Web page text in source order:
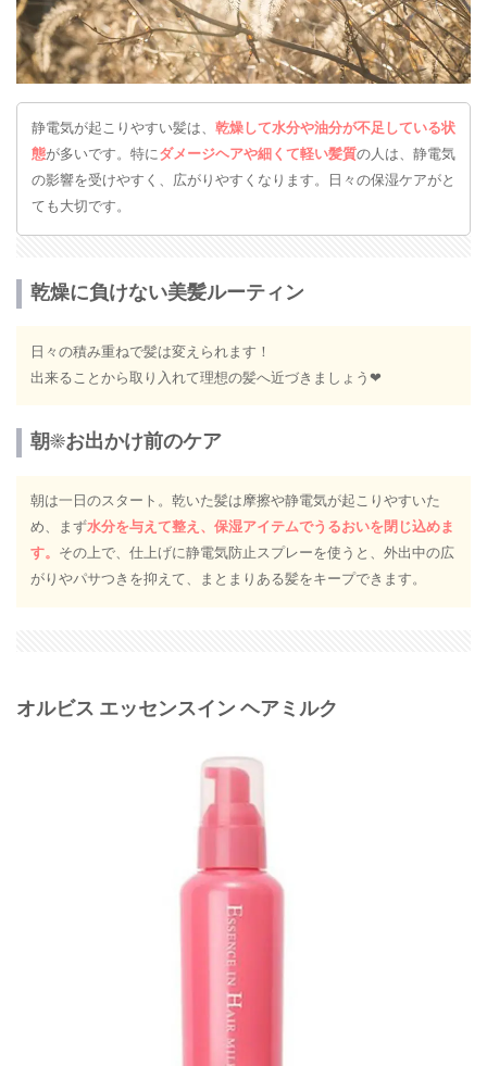
静電気が起こりやすい髪は、 乾燥して水分や油分が不足している状
態が多いです。特にダメージヘアや細くて軽い髪質の人は、静電気
の影響を受けやすく、広がりやすくなります。日々の保湿ケアがと
ても大切です。
乾燥に負けない美髪ルーティン
日々の積み重ねで髪は変えられます！
出来ることから取り入れて理想の髪へ近づきましょう❤︎
朝☀︎お出かけ前のケア
朝は一日のスタート。乾いた髪は摩擦や静電気が起こりやすいた
め、まず水分を与えて整え、保湿アイテムでうるおいを閉じ込めま
す。
その上で、仕上げに静電気防止スプレーを使うと、外出中の広
がりやパサつきを抑えて、まとまりある髪をキープできます。
オルビス エッセンスイン ヘアミルク